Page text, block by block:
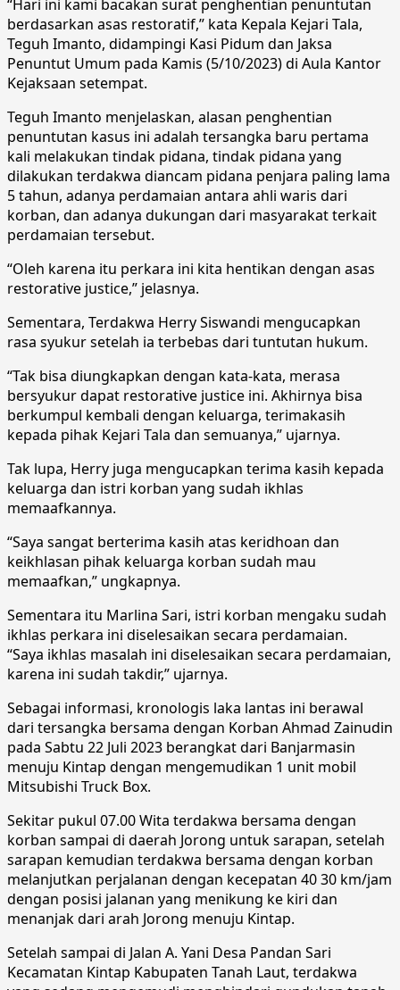
“Hari ini kami bacakan surat penghentian penuntutan
berdasarkan asas restoratif,” kata Kepala Kejari Tala,
Teguh Imanto, didampingi Kasi Pidum dan Jaksa
Penuntut Umum pada Kamis (5/10/2023) di Aula Kantor
Kejaksaan setempat.
Teguh Imanto menjelaskan, alasan penghentian
penuntutan kasus ini adalah tersangka baru pertama
kali melakukan tindak pidana, tindak pidana yang
dilakukan terdakwa diancam pidana penjara paling lama
5 tahun, adanya perdamaian antara ahli waris dari
korban, dan adanya dukungan dari masyarakat terkait
perdamaian tersebut.
“Oleh karena itu perkara ini kita hentikan dengan asas
restorative justice,” jelasnya.
Sementara, Terdakwa Herry Siswandi mengucapkan
rasa syukur setelah ia terbebas dari tuntutan hukum.
“Tak bisa diungkapkan dengan kata-kata, merasa
bersyukur dapat restorative justice ini. Akhirnya bisa
berkumpul kembali dengan keluarga, terimakasih
kepada pihak Kejari Tala dan semuanya,” ujarnya.
Tak lupa, Herry juga mengucapkan terima kasih kepada
keluarga dan istri korban yang sudah ikhlas
memaafkannya.
“Saya sangat berterima kasih atas keridhoan dan
keikhlasan pihak keluarga korban sudah mau
memaafkan,” ungkapnya.
Sementara itu Marlina Sari, istri korban mengaku sudah
ikhlas perkara ini diselesaikan secara perdamaian.
“Saya ikhlas masalah ini diselesaikan secara perdamaian,
karena ini sudah takdir,” ujarnya.
Sebagai informasi, kronologis laka lantas ini berawal
dari tersangka bersama dengan Korban Ahmad Zainudin
pada Sabtu 22 Juli 2023 berangkat dari Banjarmasin
menuju Kintap dengan mengemudikan 1 unit mobil
Mitsubishi Truck Box.
Sekitar pukul 07.00 Wita terdakwa bersama dengan
korban sampai di daerah Jorong untuk sarapan, setelah
sarapan kemudian terdakwa bersama dengan korban
melanjutkan perjalanan dengan kecepatan 40 30 km/jam
dengan posisi jalanan yang menikung ke kiri dan
menanjak dari arah Jorong menuju Kintap.
Setelah sampai di Jalan A. Yani Desa Pandan Sari
Kecamatan Kintap Kabupaten Tanah Laut, terdakwa